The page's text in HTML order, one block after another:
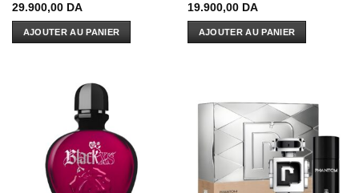
29.900,00 DA
AJOUTER AU PANIER
19.900,00 DA
AJOUTER AU PANIER